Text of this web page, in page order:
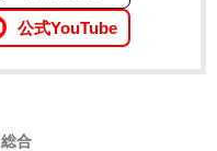
公式YouTube
総合